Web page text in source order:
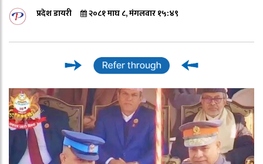
प्रदेश डायरी २०८१ माघ ८, मंगलवार १५:४९